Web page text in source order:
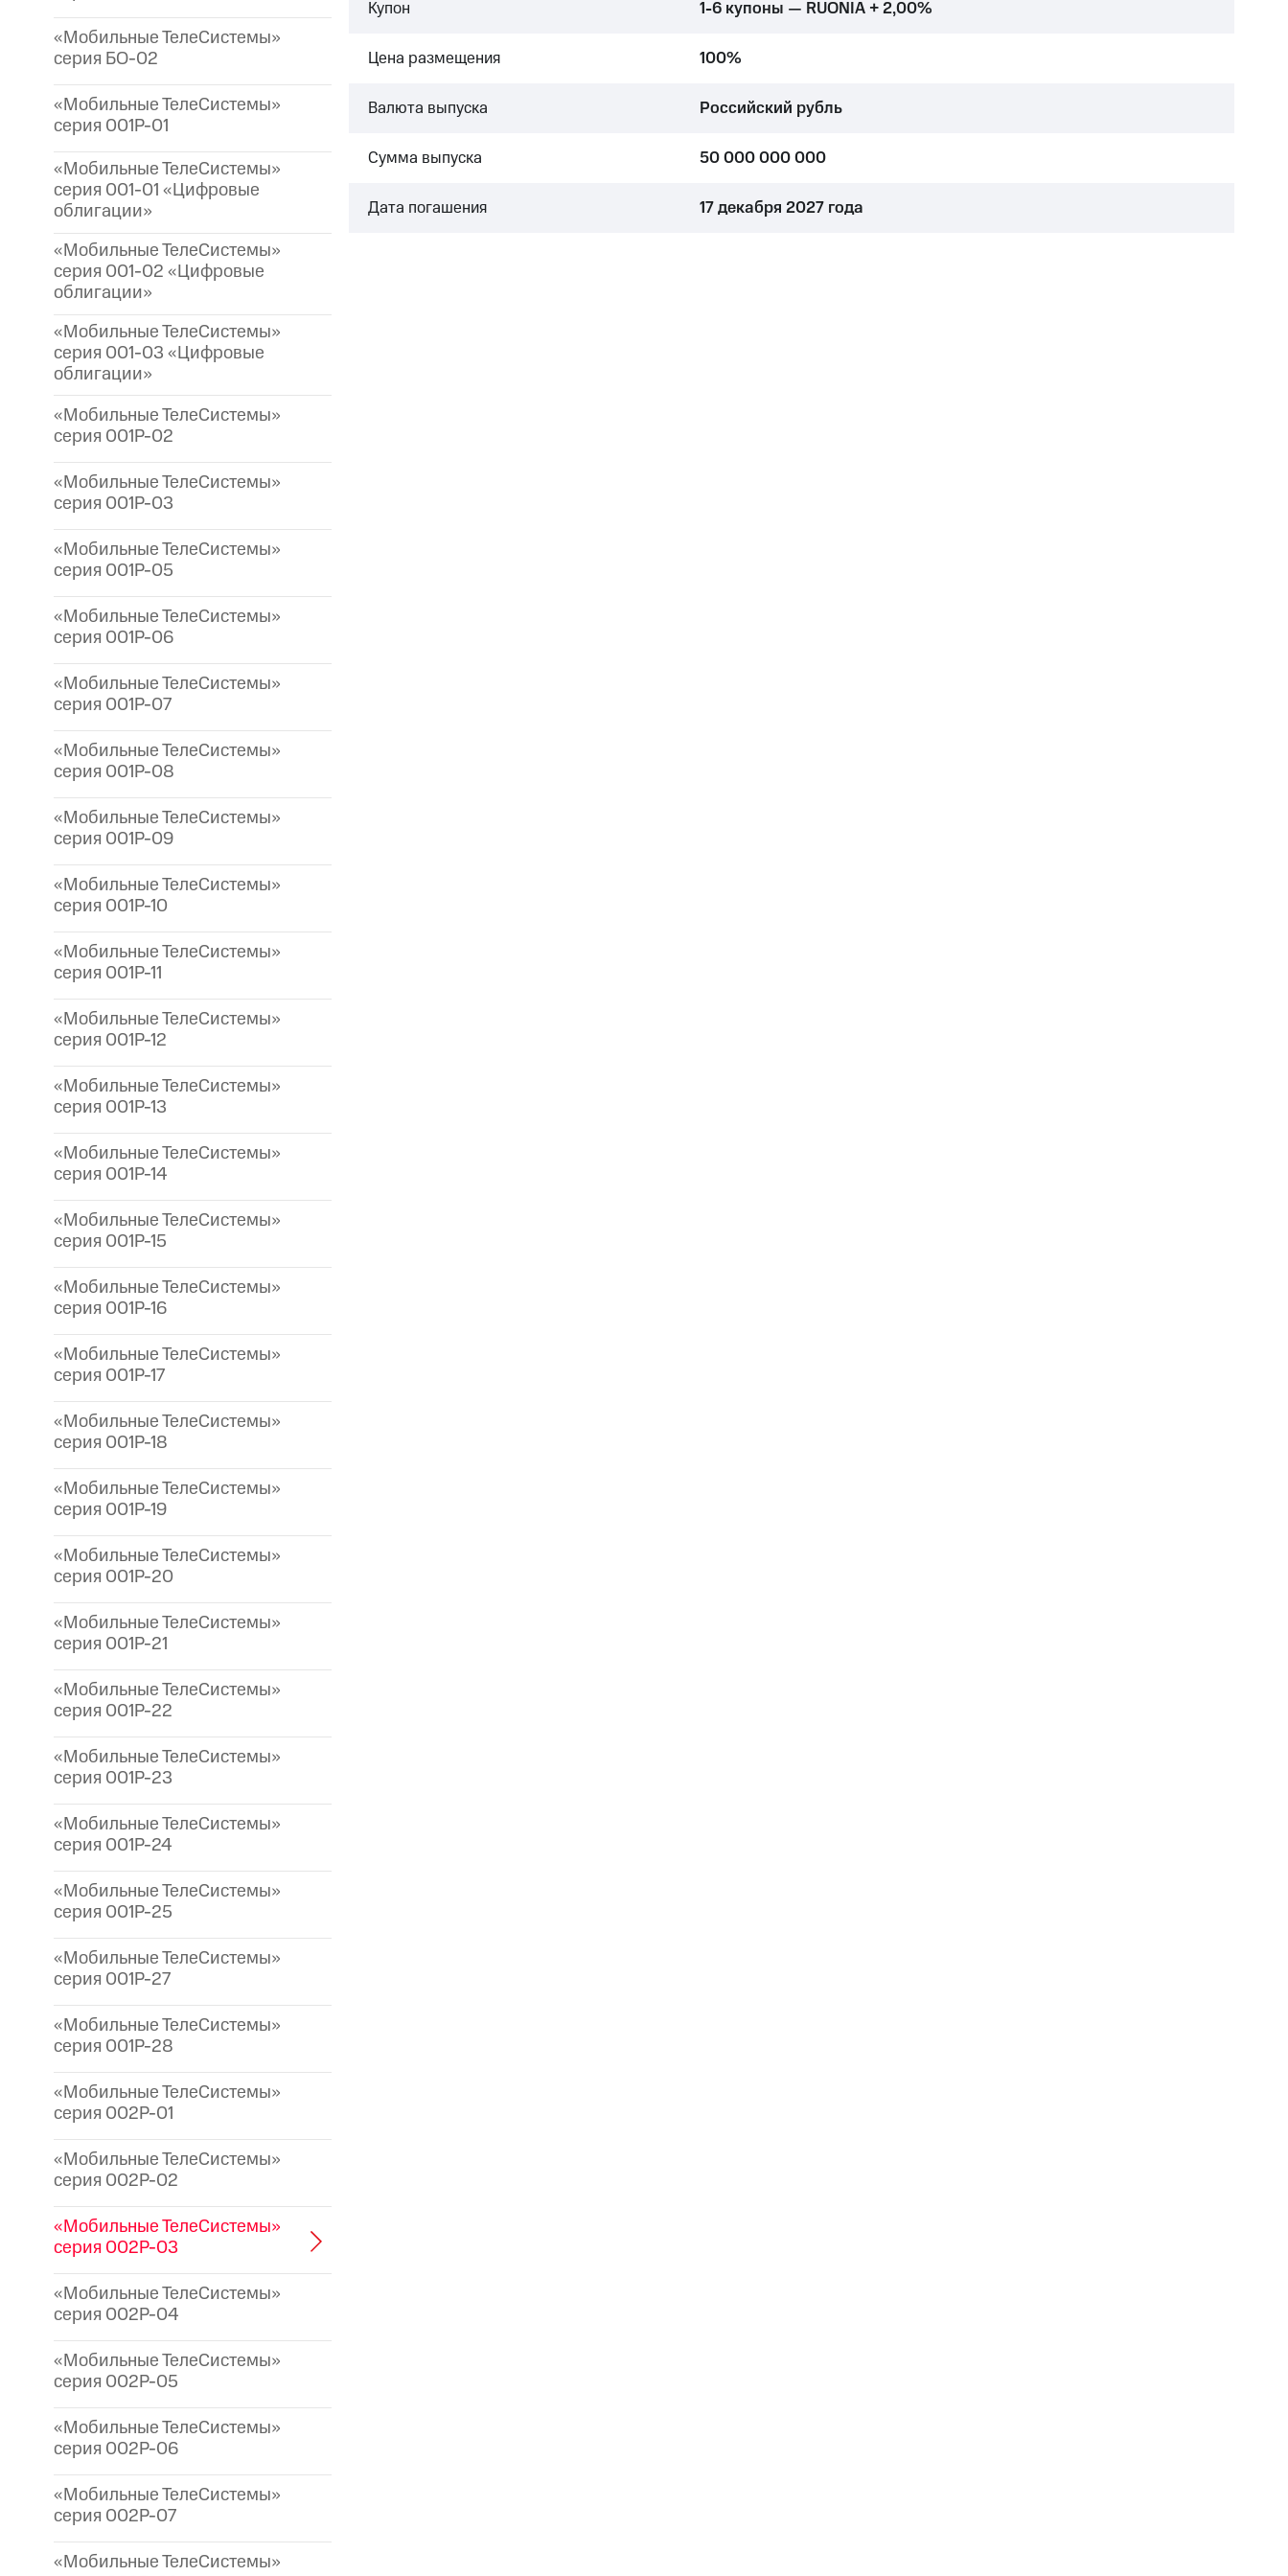
«Мобильные ТелеСистемы»
серия БО-02
«Мобильные ТелеСистемы»
серия 001P-01
«Мобильные ТелеСистемы»
серия 001-01 «Цифровые
облигации»
«Мобильные ТелеСистемы»
серия 001-02 «Цифровые
облигации»
«Мобильные ТелеСистемы»
серия 001-03 «Цифровые
облигации»
«Мобильные ТелеСистемы»
серия 001P-02
«Мобильные ТелеСистемы»
серия 001P-03
«Мобильные ТелеСистемы»
серия 001P-05
«Мобильные ТелеСистемы»
серия 001P-06
«Мобильные ТелеСистемы»
серия 001P-07
«Мобильные ТелеСистемы»
серия 001P-08
«Мобильные ТелеСистемы»
серия 001P-09
«Мобильные ТелеСистемы»
серия 001P-10
«Мобильные ТелеСистемы»
серия 001P-11
«Мобильные ТелеСистемы»
серия 001P-12
«Мобильные ТелеСистемы»
серия 001P-13
«Мобильные ТелеСистемы»
серия 001P-14
«Мобильные ТелеСистемы»
серия 001P-15
«Мобильные ТелеСистемы»
серия 001P-16
«Мобильные ТелеСистемы»
серия 001P-17
«Мобильные ТелеСистемы»
серия 001P-18
«Мобильные ТелеСистемы»
серия 001P-19
«Мобильные ТелеСистемы»
серия 001P-20
«Мобильные ТелеСистемы»
серия 001P-21
«Мобильные ТелеСистемы»
серия 001P-22
«Мобильные ТелеСистемы»
серия 001P-23
«Мобильные ТелеСистемы»
серия 001P-24
«Мобильные ТелеСистемы»
серия 001P-25
«Мобильные ТелеСистемы»
серия 001P-27
«Мобильные ТелеСистемы»
серия 001P-28
«Мобильные ТелеСистемы»
серия 002P-01
«Мобильные ТелеСистемы»
серия 002P-02
«Мобильные ТелеСистемы»
серия 002P-03
«Мобильные ТелеСистемы»
серия 002P-04
«Мобильные ТелеСистемы»
серия 002P-05
«Мобильные ТелеСистемы»
серия 002P-06
«Мобильные ТелеСистемы»
серия 002P-07
«Мобильные ТелеСистемы»
Купон 1-6 купоны — RUONIA + 2,00%
Цена размещения 100%
Валюта выпуска Российский рубль
Сумма выпуска 50 000 000 000
Дата погашения 17 декабря 2027 года